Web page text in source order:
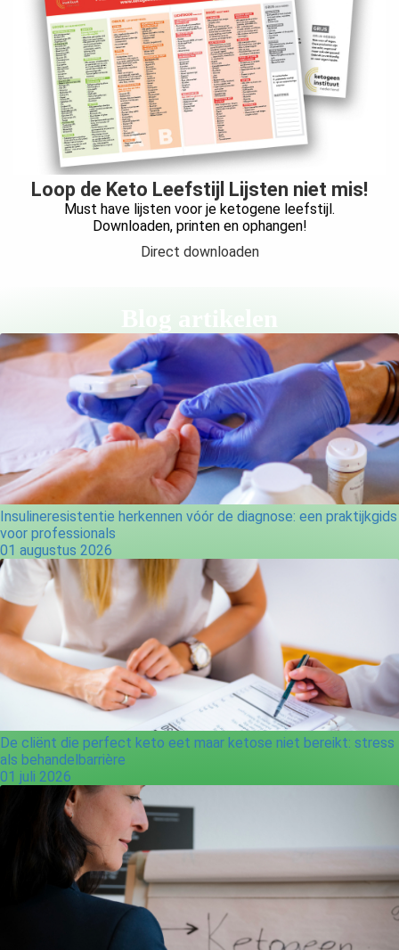
Loop de Keto Leefstijl Lijsten niet mis!
Must have lijsten voor je ketogene leefstijl.
Downloaden, printen en ophangen!
Direct downloaden
Insulineresistentie herkennen vóór de diagnose: een praktijkgids
voor professionals
01 augustus 2026
De cliënt die perfect keto eet maar ketose niet bereikt: stress
als behandelbarrière
01 juli 2026